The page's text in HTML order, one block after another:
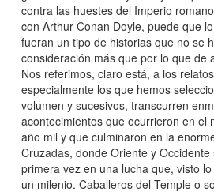
contra las huestes del Imperio
con Arthur Conan Doyle, puede que
fueran un tipo de historias que no se
consideración más que por lo que de
Nos referimos, claro está, a los
especialmente los que hemos
volumen y sucesivos, transcurren
acontecimientos que ocurrieron en el
año mil y que culminaron en la
Cruzadas, donde Oriente y
primera vez en una lucha que, visto
un milenio. Caballeros del Temple o